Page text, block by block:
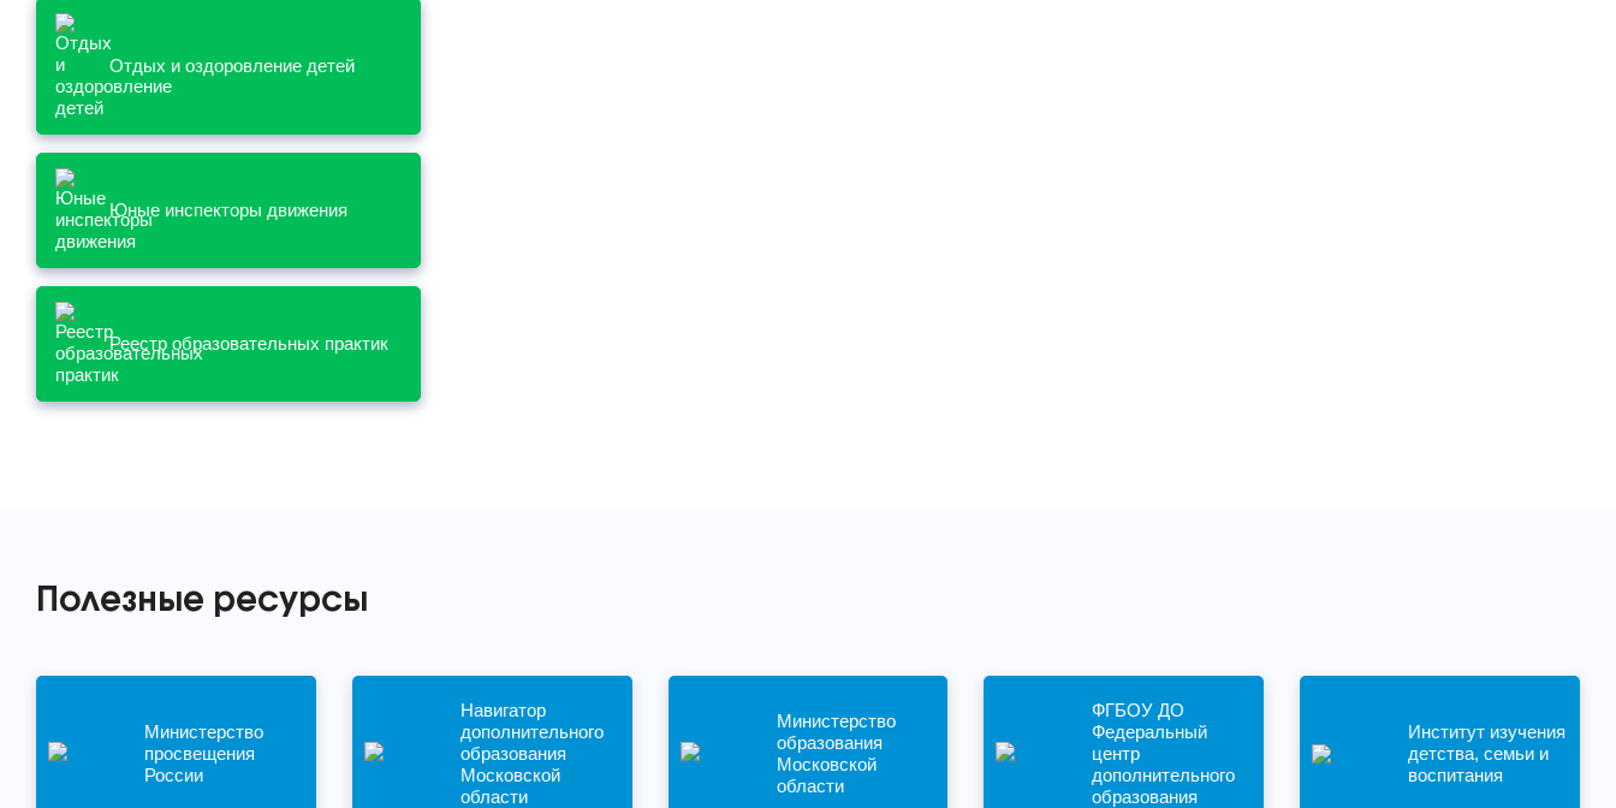
Отдых и оздоровление детей
Юные инспекторы движения
Реестр образовательных практик
Полезные ресурсы
Министерство
просвещения
России
Навигатор
дополнительного
образования
Московской
области
Министерство
образования
Московской
области
ФГБОУ ДО
Федеральный
центр
дополнительного
образования
Институт изучения
детства, семьи и
воспитания